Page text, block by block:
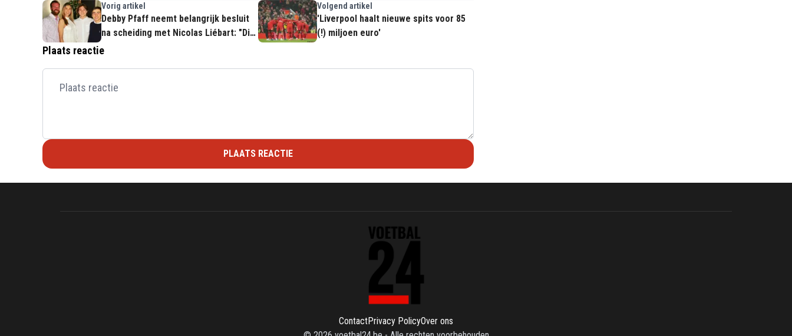
Vorig artikel
Debby Pfaff neemt belangrijk besluit
na scheiding met Nicolas Liébart: "Dit
voelt bevrijdend"
Volgend artikel
'Liverpool haalt nieuwe spits voor 85
(!) miljoen euro'
Plaats reactie
PLAATS REACTIE
ContactPrivacy PolicyOver ons